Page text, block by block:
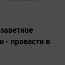
- провести в